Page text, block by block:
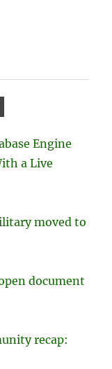
Engine
a Live
moved to
document
recap: